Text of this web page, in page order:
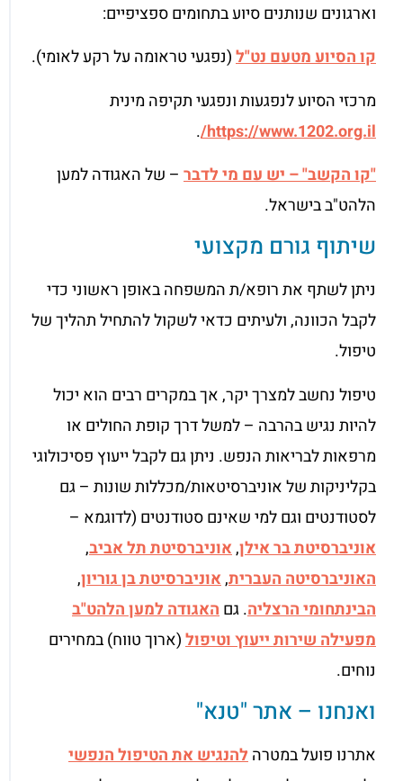
וארגונים שנותנים סיוע בתחומים ספציפיים:
קו הסיוע מטעם נט"ל(נפגעי טראומה על רקע לאומי).
מרכזי הסיוע לנפגעות ונפגעי תקיפה מינית
https://www.1202.org.il/
.
"קו הקשב" – יש עם מי לדבר – של האגודה למען
הלהט"ב בישראל.
שיתוף גורם מקצועי
ניתן לשתף את רופא/ת המשפחה באופן ראשוני כדי
לקבל הכוונה, ולעיתים כדאי לשקול להתחיל תהליך של
טיפול.
טיפול נחשב למצרך יקר, אך במקרים רבים הוא יכול
להיות נגיש בהרבה – למשל דרך קופת החולים או
מרפאות לבריאות הנפש. ניתן גם לקבל ייעוץ פסיכולוגי
בקליניקות של אוניברסיטאות/מכללות שונות – גם
לסטודנטים וגם למי שאינם סטודנטים (לדוגמא –
אוניברסיטת בר אילן,אוניברסיטת תל אביב,
האוניברסיטה העברית,אוניברסיטת בן גוריון,
הבינתחומי הרצליה. גםהאגודה למען הלהט"ב
מפעילה שירות ייעוץ וטיפול(ארוך טווח) במחירים
נוחים.
ואנחנו – אתר "טנא"
אתרנו פועל במטרהלהנגיש את הטיפול הנפשי